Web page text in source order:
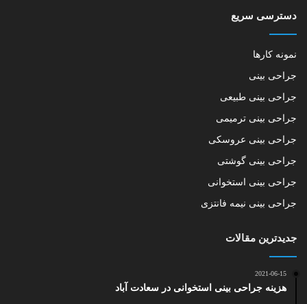
دسترسی سریع
نمونه کارها
جراحی بینی
جراحی بینی طبیعی
جراحی بینی ترمیمی
جراحی بینی عروسکی
جراحی بینی گوشتی
جراحی بینی استخوانی
جراحی بینی نیمه فانتزی
جدیدترین مقالات
2021-06-15
هزینه جراحی بینی استخوانی در سعادت آباد